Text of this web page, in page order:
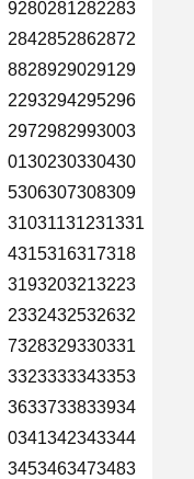
9280281282283
2842852862872
8828929029129
2293294295296
2972982993003
0130230330430
5306307308309
31031131231331
4315316317318
3193203213223
2332432532632
7328329330331
3323333343353
3633733833934
0341342343344
3453463473483